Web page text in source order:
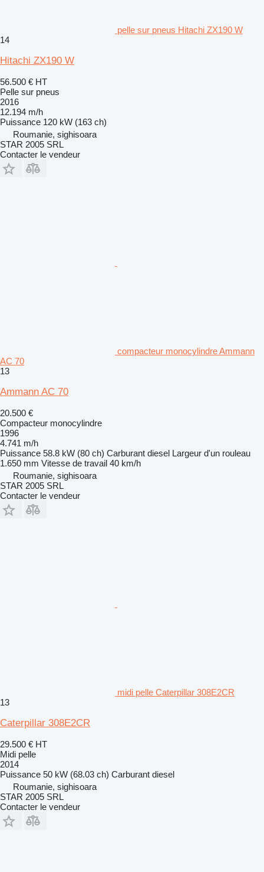
pelle sur pneus Hitachi ZX190 W
14
Hitachi ZX190 W
56.500 € HT
Pelle sur pneus
2016
12.194 m/h
Puissance 120 kW (163 ch)
Roumanie, sighisoara
STAR 2005 SRL
Contacter le vendeur
compacteur monocylindre Ammann
AC 70
13
Ammann AC 70
20.500 €
Compacteur monocylindre
1996
4.741 m/h
Puissance 58.8 kW (80 ch) Carburant diesel Largeur d'un rouleau
1.650 mm Vitesse de travail 40 km/h
Roumanie, sighisoara
STAR 2005 SRL
Contacter le vendeur
midi pelle Caterpillar 308E2CR
13
Caterpillar 308E2CR
29.500 € HT
Midi pelle
2014
Puissance 50 kW (68.03 ch) Carburant diesel
Roumanie, sighisoara
STAR 2005 SRL
Contacter le vendeur